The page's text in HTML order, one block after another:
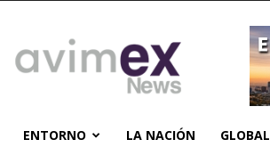
NEWS
ENTORNO LA NACIÓN GLOBAL